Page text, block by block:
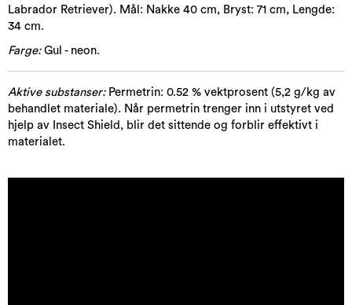
Labrador Retriever). Mål: Nakke 40 cm, Bryst: 71 cm, Lengde:
34 cm.
Farge:Gul - neon.
Aktive substanser:Permetrin: 0.52 % vektprosent (5,2 g/kg av
behandlet materiale). Når permetrin trenger inn i utstyret ved
hjelp av Insect Shield, blir det sittende og forblir effektivt i
materialet.